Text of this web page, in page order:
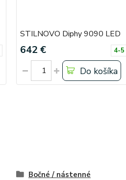
STILNOVO Diphy 9090 LED
642 € 4-
Do košíka
Bočné / nástenné